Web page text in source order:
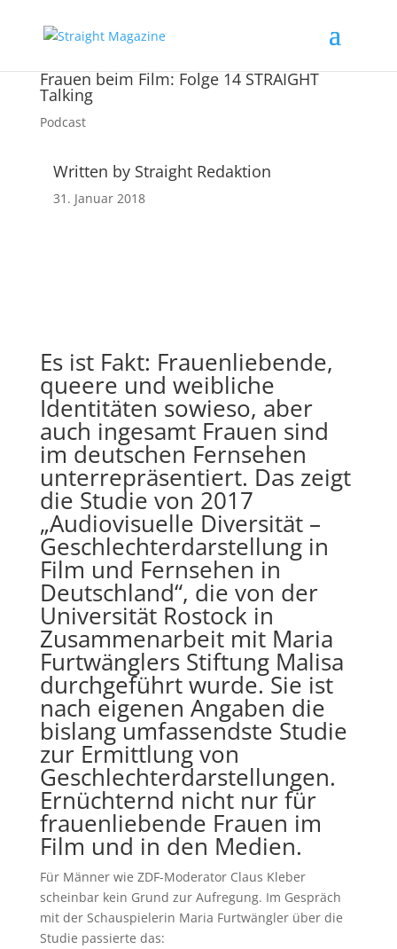
Frauen beim Film: Folge 14 STRAIGHT
Talking
Podcast
Written by Straight Redaktion
31. Januar 2018
Es ist Fakt: Frauenliebende,
queere und weibliche
Identitäten sowieso, aber
auch ingesamt Frauen sind
im deutschen Fernsehen
unterrepräsentiert. Das zeigt
die Studie von 2017
„Audiovisuelle Diversität –
Geschlechterdarstellung in
Film und Fernsehen in
Deutschland“, die von der
Universität Rostock in
Zusammenarbeit mit Maria
Furtwänglers Stiftung Malisa
durchgeführt wurde. Sie ist
nach eigenen Angaben die
bislang umfassendste Studie
zur Ermittlung von
Geschlechterdarstellungen.
Ernüchternd nicht nur für
frauenliebende Frauen im
Film und in den Medien.
Für Männer wie ZDF-Moderator Claus Kleber
scheinbar kein Grund zur Aufregung. Im Gespräch
mit der Schauspielerin Maria Furtwängler über die
Studie passierte das: